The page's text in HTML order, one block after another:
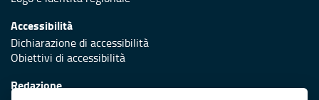
Accessibilità
Dichiarazione di accessibilità
Obiettivi di accessibilità
Redazione